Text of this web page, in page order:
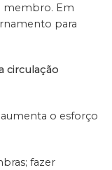
membro. Em
para
circulação
o esforço
fazer